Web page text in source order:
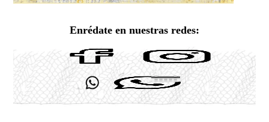
Enrédate en nuestras redes: